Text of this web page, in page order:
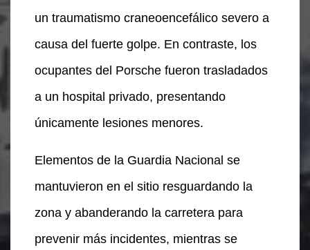
un traumatismo craneoencefálico severo a
causa del fuerte golpe. En contraste, los
ocupantes del Porsche fueron trasladados
a un hospital privado, presentando
únicamente lesiones menores.
Elementos de la Guardia Nacional se
mantuvieron en el sitio resguardando la
zona y abanderando la carretera para
prevenir más incidentes, mientras se